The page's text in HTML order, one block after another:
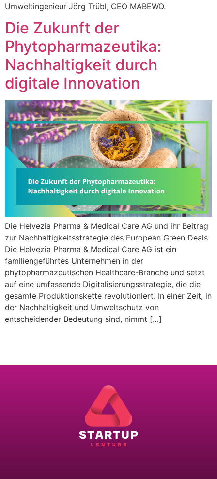
Umweltingenieur Jörg Trübl, CEO MABEWO.
Die Zukunft der
Phytopharmazeutika:
Nachhaltigkeit durch
digitale Innovation
Die Helvezia Pharma & Medical Care AG und ihr Beitrag
zur Nachhaltigkeitsstrategie des European Green Deals.
Die Helvezia Pharma & Medical Care AG ist ein
familiengeführtes Unternehmen in der
phytopharmazeutischen Healthcare-Branche und setzt
auf eine umfassende Digitalisierungsstrategie, die die
gesamte Produktionskette revolutioniert. In einer Zeit, in
der Nachhaltigkeit und Umweltschutz von
entscheidender Bedeutung sind, nimmt […]